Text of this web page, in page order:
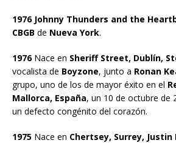
1976 Johnny Thunders and the
CBGB de Nueva York.
1976Nace en Sheriff Street, Dublín,
vocalista de Boyzone, junto a Ronan
grupo, uno de los de mayor éxito en el
Mallorca, España, un 10 de octubre de
un defecto congénito del corazón.
1975 Nace en Chertsey, Surrey, Justin